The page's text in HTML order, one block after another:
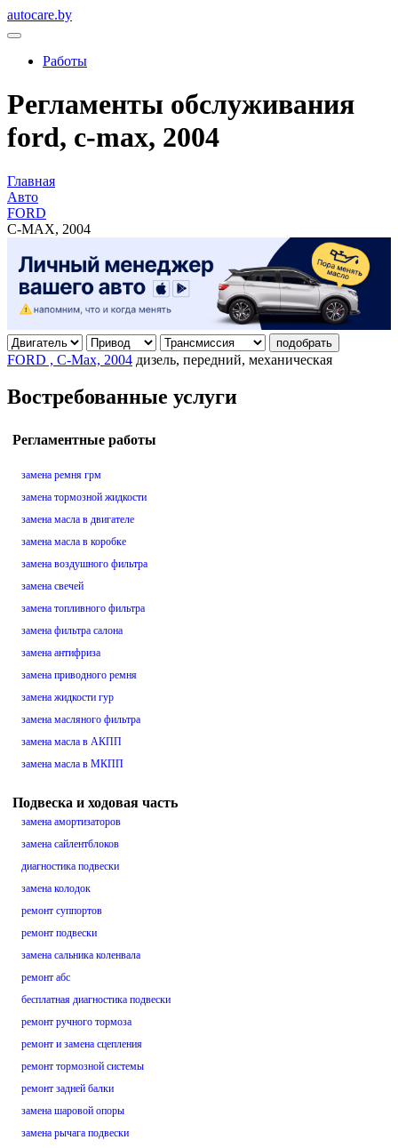
autocare.by
Работы
Регламенты обслуживания
ford, c-max, 2004
Главная
Авто
FORD
C-MAX, 2004
подобрать
FORD , C-Max, 2004 дизель, передний, механическая
Востребованные услуги
Регламентные работы
замена ремня грм
замена тормозной жидкости
замена масла в двигателе
замена масла в коробке
замена воздушного фильтра
замена свечей
замена топливного фильтра
замена фильтра салона
замена антифриза
замена приводного ремня
замена жидкости гур
замена масляного фильтра
замена масла в АКПП
замена масла в МКПП
Подвеска и ходовая часть
замена амортизаторов
замена сайлентблоков
диагностика подвески
замена колодок
ремонт суппортов
ремонт подвески
замена сальника коленвала
ремонт абс
бесплатная диагностика подвески
ремонт ручного тормоза
ремонт и замена сцепления
ремонт тормозной системы
ремонт задней балки
замена шаровой опоры
замена рычага подвески